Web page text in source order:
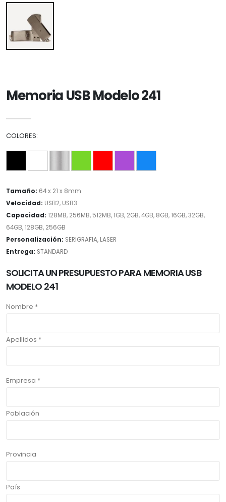
Memoria USB Modelo 241
COLORES:
Tamaño: 64 x 21 x 8mm
Velocidad: USB2, USB3
Capacidad: 128MB, 256MB, 512MB, 1GB, 2GB, 4GB, 8GB, 16GB, 32GB,
64GB, 128GB, 256GB
Personalización: SERIGRAFIA, LASER
Entrega: STANDARD
SOLICITA UN PRESUPUESTO PARA MEMORIA USB
MODELO 241
Nombre *
Apellidos *
Empresa *
Población
Provincia
País